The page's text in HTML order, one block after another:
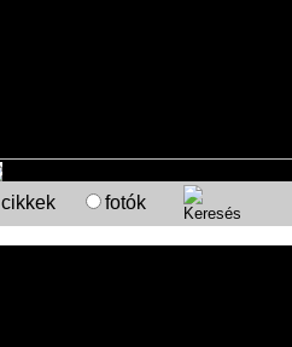
cikkek fotók